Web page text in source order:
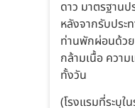
ดาว มาตรฐาน
หลังจากรับประ
ท่านพักผ่อนด้ว
กล้ามเนื้อ ควา
ทั้งวัน
(โรงแรมที่ระบุใ